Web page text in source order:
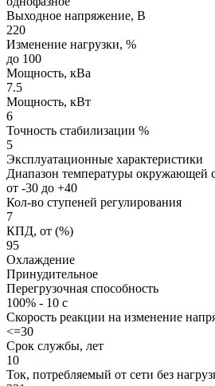
Выходное напряжение, В
220
Изменение нагрузки, %
до 100
Мощность, кВа
7.5
Мощность, кВт
6
Точность стабилизации %
5
Эксплуатационные характеристики
Диапазон температуры окружающей
от -30 до +40
Кол-во ступеней регулирования
7
КПД, от (%)
95
Охлаждение
Принудительное
Перегрузочная способность
100% - 10 с
Скорость реакции на изменение
<=30
Срок службы, лет
10
Ток, потребляемый от сети без